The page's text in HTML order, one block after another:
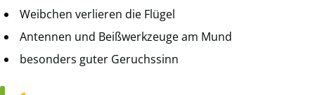
Weibchen verlieren die Flügel
Antennen und Beißwerkzeuge am Mund
besonders guter Geruchssinn